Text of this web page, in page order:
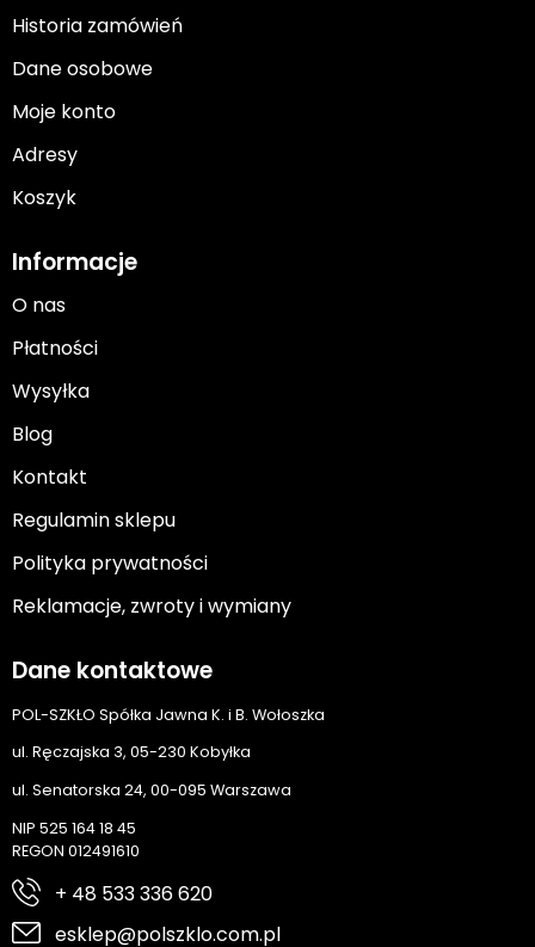
Historia zamówień
Dane osobowe
Moje konto
Adresy
Koszyk
Informacje
O nas
Płatności
Wysyłka
Blog
Kontakt
Regulamin sklepu
Polityka prywatności
Reklamacje, zwroty i wymiany
Dane kontaktowe
POL-SZKŁO Spółka Jawna K. i B. Wołoszka
ul. Ręczajska 3, 05-230 Kobyłka
ul. Senatorska 24, 00-095 Warszawa
NIP 525 164 18 45
REGON 012491610
+ 48 533 336 620
esklep@polszklo.com.pl